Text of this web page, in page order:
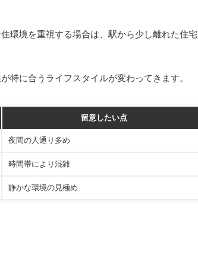
環境を重視する場合は、駅から少し離れた住宅
特に合うライフスタイルが変わってきます。
留意したい点
夜間の人通り多め
時間帯により混雑
静かな環境の見極め